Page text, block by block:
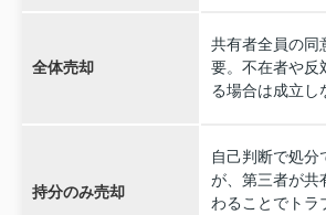
全体売却
共有者全員の同
要。不在者や反
る場合は成立し
持分のみ売却
自己判断で処分
が、第三者が共
わることでトラ